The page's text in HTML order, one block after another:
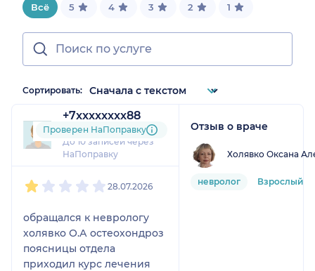
Всё 5 4 3 2 1
Сортировать:
+7xxxxxxxx88
1 отзыв
До 10 записей через
НаПоправку
Проверен НаПоправку
28.07.2026
обращался к неврологу
холявко О.А остеохондроз
поясницы отдела
приходил курс лечения
Отзыв о враче
Холявко Оксана
невролог Взрослый